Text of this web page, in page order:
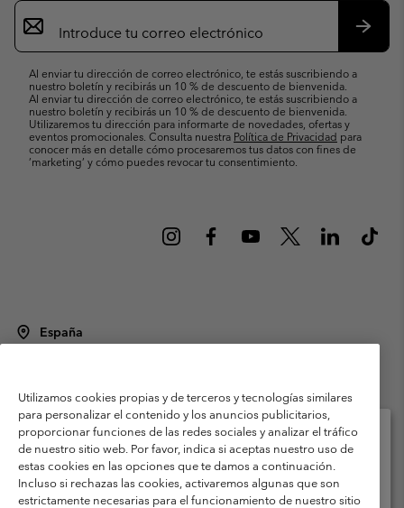
Suscripción
de
correo
Al enviar tu dirección de correo electrónico, te estás suscribiendo a
nuestro boletín y recibirás un 10 % de descuento de bienvenida.
Al enviar tu dirección de correo electrónico, te estás suscribiendo a
nuestro boletín y recibirás un 10 % de descuento de bienvenida.
Utilizaremos tu dirección para informarte de novedades, ofertas y
eventos promocionales. Consulta nuestra Política de Privacidad para
conocer más en detalle cómo procesaremos tus datos con fines de
’marketing’ y cómo puedes revocar tu consentimiento.
España
Condiciones de uso
Terminos de Venta
Garantía
Política de Privacidad
Términos y condiciones del programa de miembros
Términos De Uso Del Contenido Generado Por Los Usuarios
Utilizamos cookies propias y de terceros y tecnologías similares
para personalizar el contenido y los anuncios publicitarios,
proporcionar funciones de las redes sociales y analizar el tráfico
de nuestro sitio web. Por favor, indica si aceptas nuestro uso de
estas cookies en las opciones que te damos a continuación.
Incluso si rechazas las cookies, activaremos algunas que son
estrictamente necesarias para el funcionamiento de nuestro sitio
Selecciona tu país e idioma envío
Compras en línea disponibles